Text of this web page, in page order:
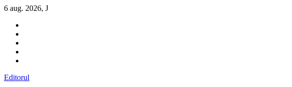
Sari
conținut
6 aug. 2026, J
Editorul